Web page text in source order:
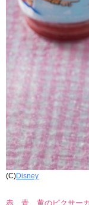
(C)Disney
赤、青、黄のピクサー